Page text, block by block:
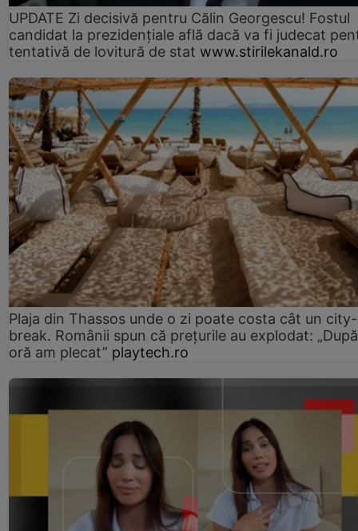
UPDATE Zi decisivă pentru Călin Georgescu! Fostul
candidat la prezidențiale află dacă va fi judecat
tentativă de lovitură de stat www.stirilekanald.ro
Plaja din Thassos unde o zi poate costa cât un city-
break. Românii spun că prețurile au explodat:
oră am plecat” playtech.ro